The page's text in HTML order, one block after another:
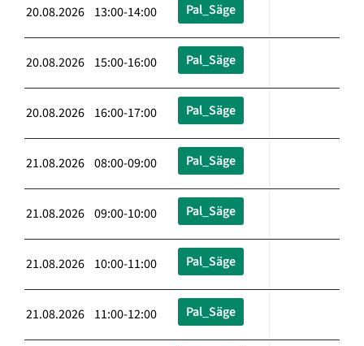
20.08.2026 13:00-14:00 Pal_Säge
20.08.2026 15:00-16:00 Pal_Säge
20.08.2026 16:00-17:00 Pal_Säge
21.08.2026 08:00-09:00 Pal_Säge
21.08.2026 09:00-10:00 Pal_Säge
21.08.2026 10:00-11:00 Pal_Säge
21.08.2026 11:00-12:00 Pal_Säge